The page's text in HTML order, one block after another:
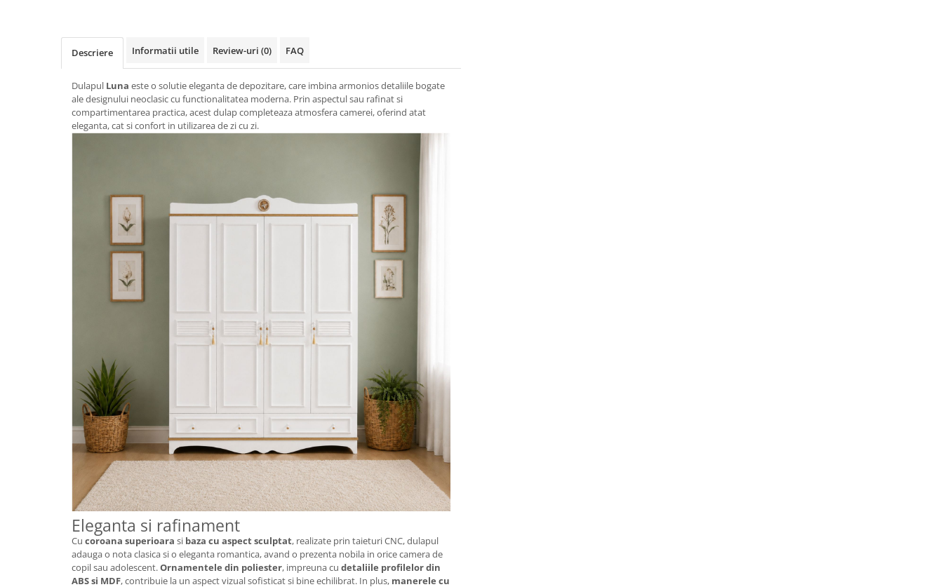
Descriere Informatii utile Review-uri (0) FAQ
Dulapul Luna este o solutie eleganta de depozitare, care imbina armonios detaliile bogate
ale designului neoclasic cu functionalitatea moderna. Prin aspectul sau rafinat si
compartimentarea practica, acest dulap completeaza atmosfera camerei, oferind atat
eleganta, cat si confort in utilizarea de zi cu zi.
Eleganta si rafinament
Cu coroana superioara si baza cu aspect sculptat, realizate prin taieturi CNC, dulapul
adauga o nota clasica si o eleganta romantica, avand o prezenta nobila in orice camera de
copil sau adolescent.Ornamentele din poliester, impreuna cu detaliile profilelor din
ABS si MDF, contribuie la un aspect vizual sofisticat si bine echilibrat. In plus, manerele cu